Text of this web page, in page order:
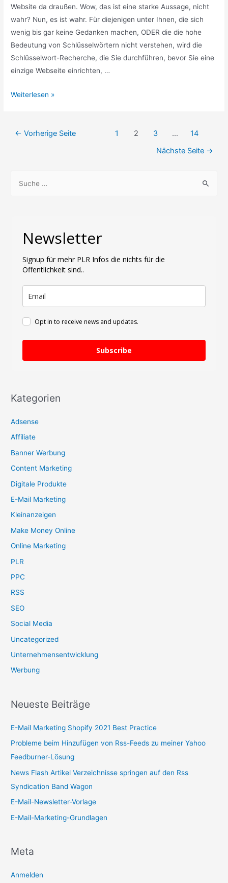
Website da draußen. Wow, das ist eine starke Aussage, nicht
wahr? Nun, es ist wahr. Für diejenigen unter Ihnen, die sich
wenig bis gar keine Gedanken machen, ODER die die hohe
Bedeutung von Schlüsselwörtern nicht verstehen, wird die
Schlüsselwort-Recherche, die Sie durchführen, bevor Sie eine
einzige Webseite einrichten, …
Keyword
ist
egal
dreht
wendet
Weiterlesen »
Beitragsnavigation
← Vorherige Seite 1 2 3 …
14
Nächste Seite →
Newsletter
Signup für mehr PLR Infos die nichts für die
Öffentlichkeit sind..
Opt in to receive news and updates.
Subscribe
Kategorien
Adsense
Affiliate
Banner Werbung
Content Marketing
Digitale Produkte
E-Mail Marketing
Kleinanzeigen
Make Money Online
Online Marketing
PLR
PPC
RSS
SEO
Social Media
Uncategorized
Unternehmensentwicklung
Werbung
Neueste Beiträge
E-Mail Marketing Shopify 2021 Best Practice
Probleme beim Hinzufügen von Rss-Feeds zu meiner Yahoo
Feedburner-Lösung
News Flash Artikel Verzeichnisse springen auf den Rss
Syndication Band Wagon
E-Mail-Newsletter-Vorlage
E-Mail-Marketing-Grundlagen
Meta
Anmelden